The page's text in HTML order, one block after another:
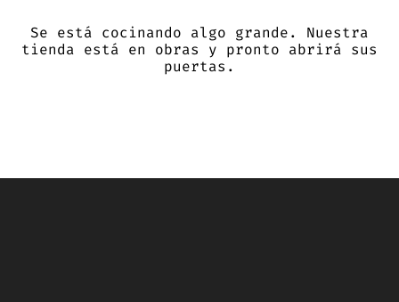
Se está cocinando algo grande. Nuestra
tienda está en obras y pronto abrirá sus
puertas.